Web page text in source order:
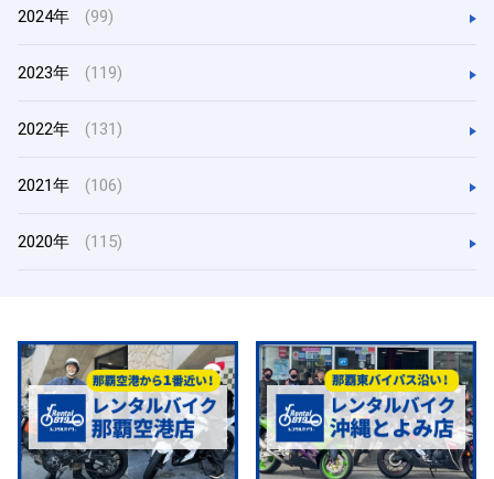
2024年 (99)
2023年 (119)
2022年 (131)
2021年 (106)
2020年 (115)